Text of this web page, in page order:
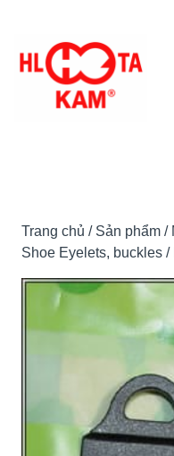
đến
Trang chủ / Sản phẩm /
Shoe Eyelets, buckles /